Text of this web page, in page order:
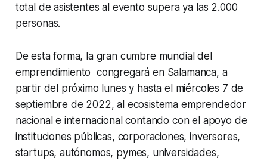
total de asistentes al evento supera ya las 2.000
personas.
De esta forma, la gran cumbre mundial del
emprendimiento congregará en Salamanca, a
partir del próximo lunes y hasta el miércoles 7 de
septiembre de 2022, al ecosistema emprendedor
nacional e internacional contando con el apoyo de
instituciones públicas, corporaciones, inversores,
startups, autónomos, pymes, universidades,